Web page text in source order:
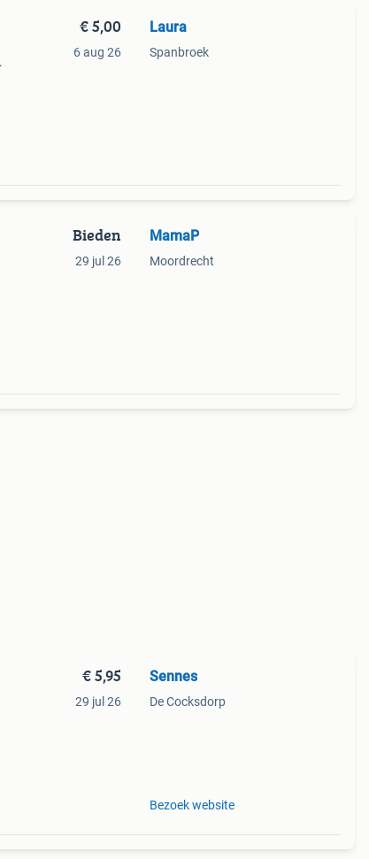
€ 5,00
6 aug 26
Laura
Spanbroek
Bieden
29 jul 26
MamaP
Moordrecht
€ 5,95
29 jul 26
Sennes
De Cocksdorp
Bezoek website